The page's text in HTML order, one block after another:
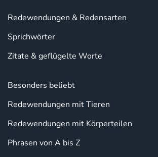
Redewendungen & Redensarten
Sprichwörter
Zitate & geflügelte Worte
Besonders beliebt
Redewendungen mit Tieren
Redewendungen mit Körperteilen
Phrasen von A bis Z